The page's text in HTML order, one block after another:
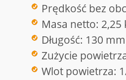
Prędkość bez
Masa netto: 2,25
Długość: 130 mm
Zużycie
Wlot powietrza: